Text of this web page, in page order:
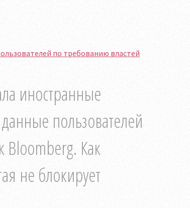
по требованию властей
иностранные
пользователей
Bloomberg. Как
не блокирует